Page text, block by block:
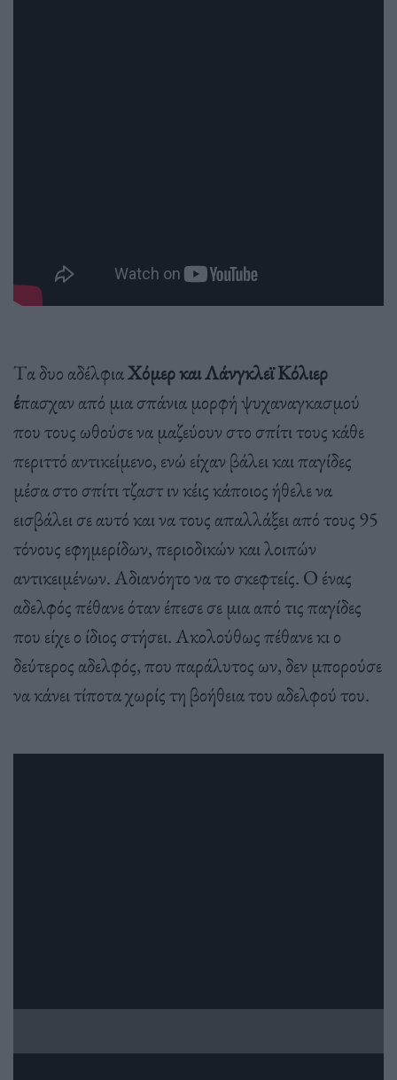
Tα δυο αδέλφιαΧόμερ και Λάνγκλεϊ Κόλιερ
έπασχαν από μια σπάνια μορφή ψυχαναγκασμού
που τους ωθούσε να μαζεύουν στο σπίτι τους κάθε
περιττό αντικείμενο, ενώ είχαν βάλει και παγίδες
μέσα στο σπίτι τζαστ ιν κέις κάποιος ήθελε να
εισβάλει σε αυτό και να τους απαλλάξει από τους 95
τόνους εφημερίδων, περιοδικών και λοιπών
αντικειμένων. Αδιανόητο να το σκεφτείς. Ο ένας
αδελφός πέθανε όταν έπεσε σε μια από τις παγίδες
που είχε ο ίδιος στήσει. Ακολούθως πέθανε κι ο
δεύτερος αδελφός, που παράλυτος ων, δεν μπορούσε
να κάνει τίποτα χωρίς τη βοήθεια του αδελφού του.